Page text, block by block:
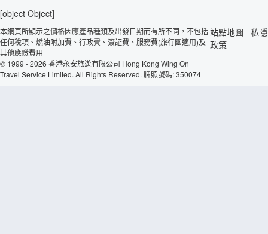
[object Object]
本網頁所顯示之價格因應產品種類及出發日期而有所不同，不包括
任何稅項、燃油附加費、行政費、簽証費、服務費(旅行團適用)及
其他應繳費用
© 1999 - 2026 香港永安旅遊有限公司 Hong Kong Wing On
Travel Service Limited. All Rights Reserved. 牌照號碼: 350074
站點地圖 | 私隱
政策